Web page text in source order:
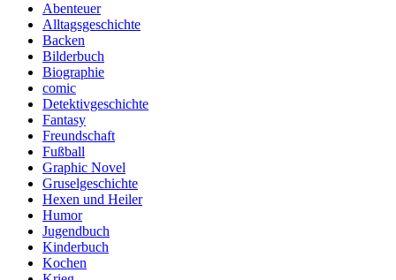
Abenteuer
Alltagsgeschichte
Backen
Bilderbuch
Biographie
comic
Detektivgeschichte
Fantasy
Freundschaft
Fußball
Graphic Novel
Gruselgeschichte
Hexen und Heiler
Humor
Jugendbuch
Kinderbuch
Kochen